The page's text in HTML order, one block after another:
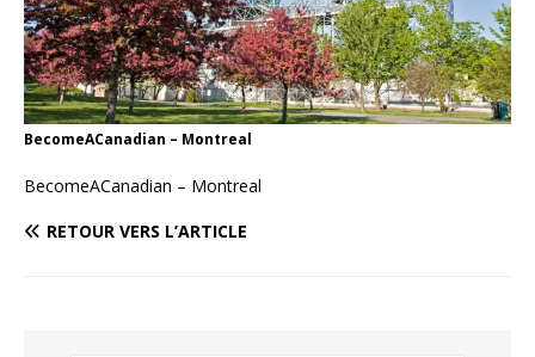
BecomeACanadian – Montreal
BecomeACanadian – Montreal
RETOUR VERS L’ARTICLE